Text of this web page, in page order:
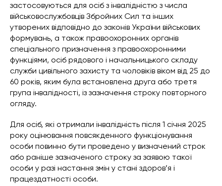
застосовуються для осіб з інвалідністю з числа
військовослужбовців Збройних Сил та інших
утворених відповідно до законів України військових
формувань, а також правоохоронних органів
спеціального призначення з правоохоронними
функціями, осіб рядового і начальницького складу
служби цивільного захисту та чоловіків віком від 25 до
60 років, яким була встановлена друга або третя
група інвалідності, із зазначення строку повторного
огляду.
Для осіб, які отримали інвалідність після 1 січня 2025
року оцінювання повсякденного функціонування
особи повинно бути проведено у визначений строк
або раніше зазначеного строку за заявою такої
особи у разі настання змін у стані здоров’я і
працездатності особи.